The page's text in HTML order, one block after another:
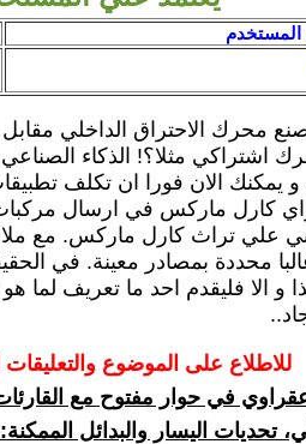
المستخدم
محرك الاحتراق الداخلي
اشتراكي مثلا؟! الذكاء
و يمكنك الان فورا ان تكلف
كارل ماركس في ارسال
علي تراث كارل ماركس. مع
محددة بمصادر معينة. في
و الا فليقدم احد ما تعريف لما
للاطلاع على الموضوع
في حوار مفتوح مع
تحديات اليسار والبدائل